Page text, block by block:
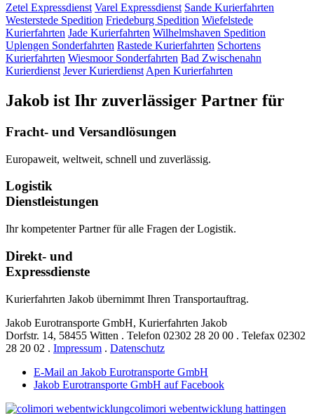
Zetel Expressdienst Varel Expressdienst Sande Kurierfahrten
Westerstede Spedition Friedeburg Spedition Wiefelstede
Kurierfahrten Jade Kurierfahrten Wilhelmshaven Spedition
Uplengen Sonderfahrten Rastede Kurierfahrten Schortens
Kurierfahrten Wiesmoor Sonderfahrten Bad Zwischenahn
Kurierdienst JeverKurierdienst Apen Kurierfahrten
Jakob ist Ihr zuverlässiger Partner für
Fracht- und Versandlösungen
Europaweit, weltweit, schnell und zuverlässig.
Logistik
Dienstleistungen
Ihr kompetenter Partner für alle Fragen der Logistik.
Direkt- und
Expressdienste
Kurierfahrten Jakob übernimmt Ihren Transportauftrag.
Jakob Eurotransporte GmbH, Kurierfahrten Jakob
Dorfstr. 14, 58455 Witten . Telefon 02302 28 20 00 . Telefax 02302
28 20 02 . Impressum . Datenschutz
E-Mail an Jakob Eurotransporte GmbH
Jakob Eurotransporte GmbH auf Facebook
colimori webentwicklung hattingen